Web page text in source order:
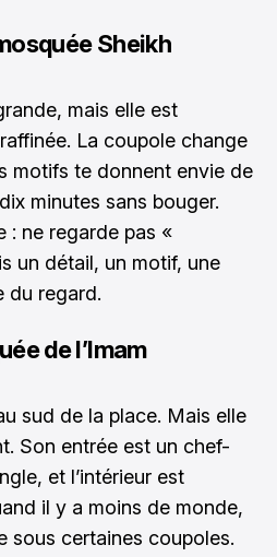
Sheikh
mais elle est
La coupole change
motifs te donnent envie de
minutes sans bouger.
: ne regarde pas «
un détail, un motif, une
du regard.
de l’Imam
sud de la place. Mais elle
Son entrée est un chef-
et l’intérieur est
il y a moins de monde,
sous certaines coupoles.